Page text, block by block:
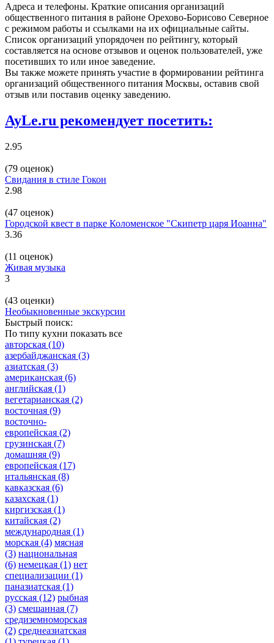
Адреса и телефоны. Краткие описания организаций
общественного питания в районе Орехово-Борисово Северное
с режимом работы и ссылками на их официальные сайты.
Список организаций упорядочен по рейтингу, который
составляется на основе отзывов и оценок пользователей, уже
посетивших то или иное заведение.
Вы также можете принять участие в формировании рейтинга
организаций общественного питания Москвы, оставив свой
отзыв или поставив оценку заведению.
AyLe.ru рекомендует посетить:
2.95
(79 оценок)
Свидания в стиле Гокон
2.98
(47 оценок)
Городской квест в парке Коломенское "Скипетр царя Иоанна"
3.36
(11 оценок)
Живая музыка
3
(43 оценки)
Необыкновенные экскурсии
Быстрый поиск:
По типу кухни показать все
авторская (10)
азербайджанская (3)
азиатская (3)
американская (6)
английская (1)
вегетарианская (2)
восточная (9)
восточно-
европейская (2)
грузинская (7)
домашняя (9)
европейская (17)
итальянская (8)
кавказская (6)
казахская (1)
киргизская (1)
китайская (2)
международная (1)
морская (4) мясная
(3) национальная
(6) немецкая (1) нет
специализации (1)
паназиатская (1)
русская (12) рыбная
(3) смешанная (7)
средиземноморская
(2) среднеазиатская